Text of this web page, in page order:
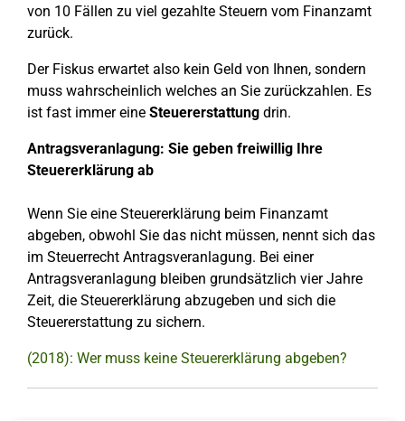
von 10 Fällen zu viel gezahlte Steuern vom Finanzamt
zurück.
Der Fiskus erwartet also kein Geld von Ihnen, sondern
muss wahrscheinlich welches an Sie zurückzahlen. Es
ist fast immer eine Steuererstattung drin.
Antragsveranlagung: Sie geben freiwillig Ihre
Steuererklärung ab
Wenn Sie eine Steuererklärung beim Finanzamt
abgeben, obwohl Sie das nicht müssen, nennt sich das
im Steuerrecht Antragsveranlagung. Bei einer
Antragsveranlagung bleiben grundsätzlich vier Jahre
Zeit, die Steuererklärung abzugeben und sich die
Steuererstattung zu sichern.
(2018): Wer muss keine Steuererklärung abgeben?